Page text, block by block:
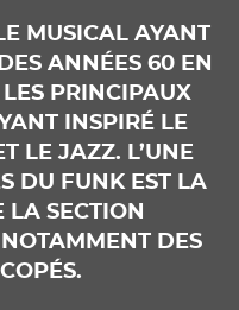
MUSICAL AYANT
ANNÉES 60 EN
PRINCIPAUX
INSPIRÉ LE
LE JAZZ. L’UNE
DU FUNK EST LA
LA SECTION
DES